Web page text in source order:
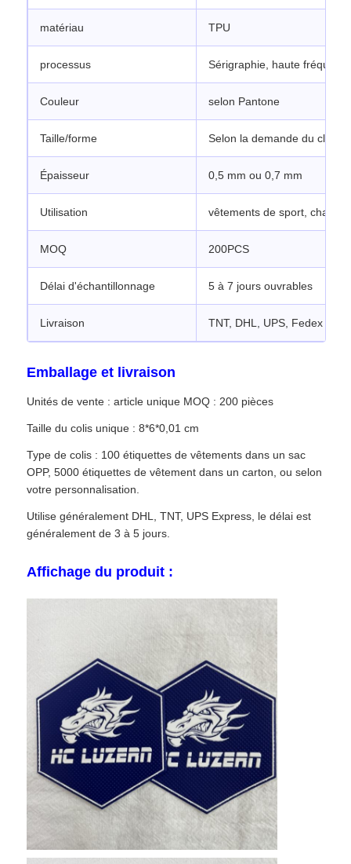
matériau TPU
processus Sérigraphie, haute
Couleur selon Pantone
Taille/forme Selon la demande du client
Épaisseur 0,5 mm ou 0,7 mm
Utilisation vêtements de sport,
MOQ 200PCS
Délai d'échantillonnage 5 à 7 jours ouvrables
Livraison TNT, DHL, UPS, Fedex ou
Emballage et livraison
Unités de vente : article unique MOQ : 200 pièces
Taille du colis unique : 8*6*0,01 cm
Type de colis : 100 étiquettes de vêtements dans un sac
OPP, 5000 étiquettes de vêtement dans un carton, ou selon
votre personnalisation.
Utilise généralement DHL, TNT, UPS Express, le délai est
généralement de 3 à 5 jours.
Affichage du produit :